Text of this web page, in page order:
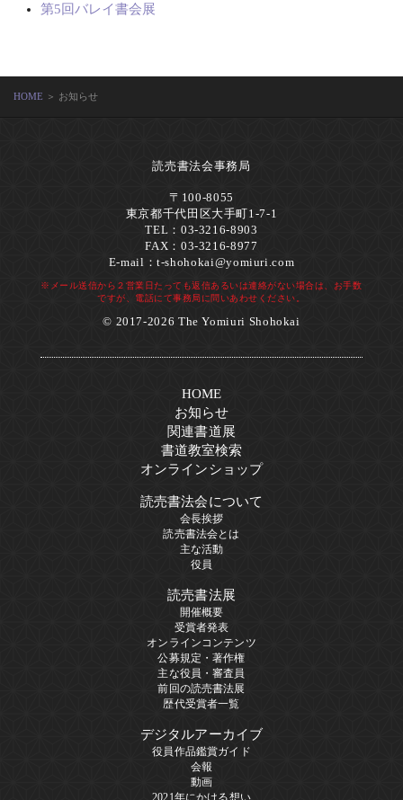
第5回バレイ書会展
HOME ＞ お知らせ
読売書法会事務局
〒100-8055
東京都千代田区大手町1-7-1
TEL：03-3216-8903
FAX：03-3216-8977
E-mail：t-shohokai@yomiuri.com
※メール送信から２営業日たっても返信あるいは連絡がない場合は、お手数
ですが、電話にて事務局に問いあわせください。
© 2017-2026 The Yomiuri Shohokai
HOME
お知らせ
関連書道展
書道教室検索
オンラインショップ
読売書法会について
会長挨拶
読売書法会とは
主な活動
役員
読売書法展
開催概要
受賞者発表
オンラインコンテンツ
公募規定・著作権
主な役員・審査員
前回の読売書法展
歴代受賞者一覧
デジタルアーカイブ
役員作品鑑賞ガイド
会報
動画
2021年にかける想い